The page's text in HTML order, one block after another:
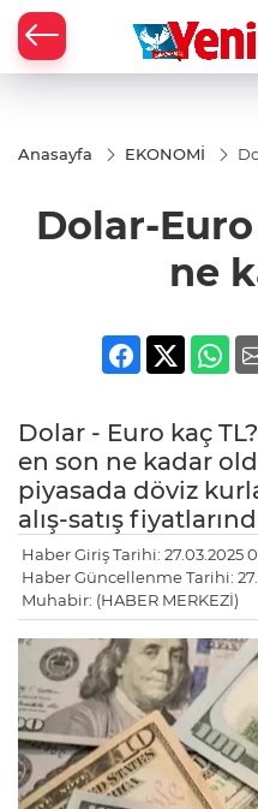
Anasayfa EKONOMİ
ne
Dolar-
ne
Dolar - Euro kaç
en son ne kadar
piyasada döviz
alış-satış
Haber Giriş Tarihi: 27.03.2025
Haber Güncellenme Tarihi:
Muhabir: (HABER MERKEZİ)